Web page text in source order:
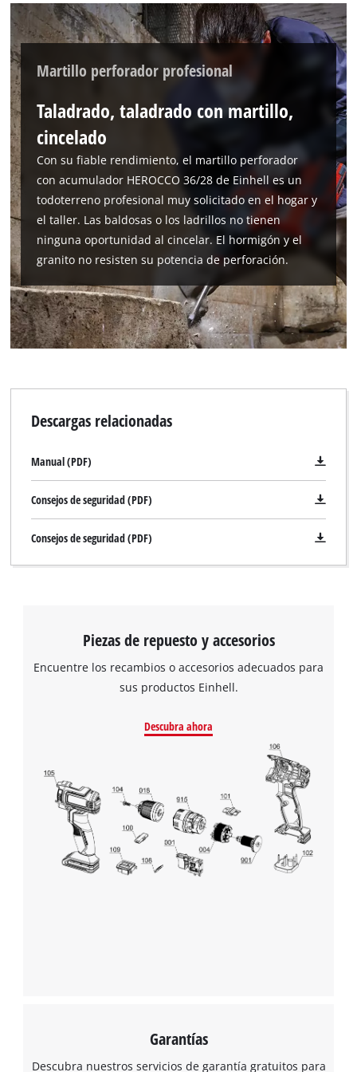
cargar el servicio Google Maps!
This content is not permitted to load due
to trackers that are not disclosed to the
to the list of technologies used.
Powered by
list
of
technologies
used.
Powered
by
Usercentrics
Consent
Management
Platform
Martillo perforador profesional
Taladrado, taladrado con martillo,
cincelado
Con su fiable rendimiento, el martillo perforador
con acumulador HEROCCO 36/28 de Einhell es un
todoterreno profesional muy solicitado en el hogar y
el taller. Las baldosas o los ladrillos no tienen
ninguna oportunidad al cincelar. El hormigón y el
granito no resisten su potencia de perforación.
Descargas relacionadas
Manual (PDF)
Consejos de seguridad (PDF)
Consejos de seguridad (PDF)
Piezas de repuesto y accesorios
Encuentre los recambios o accesorios adecuados para
sus productos Einhell.
Descubra ahora
Garantías
Descubra nuestros servicios de garantía gratuitos para